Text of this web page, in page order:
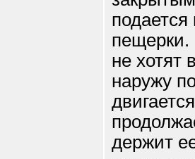
пещерки.
не хотят
наружу
держит